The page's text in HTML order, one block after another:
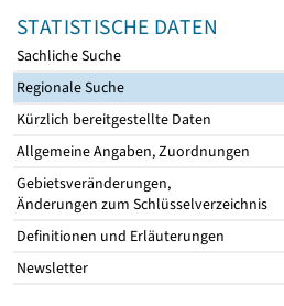
STATISTISCHE DATEN
Sachliche Suche
Regionale Suche
Kürzlich bereitgestellte Daten
Allgemeine Angaben, Zuordnungen
Gebietsveränderungen,
Änderungen zum Schlüsselverzeichnis
Definitionen und Erläuterungen
Newsletter